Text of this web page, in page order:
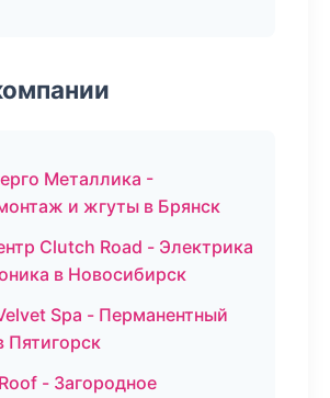
Металлика -
и жгуты в Брянск
Clutch Road - Электрика
в Новосибирск
Spa - Перманентный
Пятигорск
- Загородное